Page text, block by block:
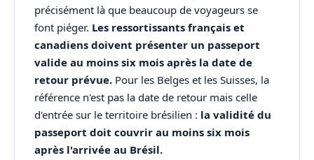
précisément là que beaucoup de voyageurs se
font piéger. Les ressortissants français et
canadiens doivent présenter un passeport
valide au moins six mois après la date de
retour prévue. Pour les Belges et les Suisses, la
référence n'est pas la date de retour mais celle
d'entrée sur le territoire brésilien : la validité du
passeport doit couvrir au moins six mois
après l'arrivée au Brésil.